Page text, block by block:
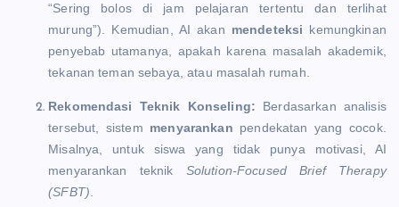
“Sering bolos di jam pelajaran tertentu dan terlihat
murung”). Kemudian, AI akan mendeteksi kemungkinan
penyebab utamanya, apakah karena masalah akademik,
tekanan teman sebaya, atau masalah rumah.
Rekomendasi Teknik Konseling: Berdasarkan analisis
tersebut, sistem menyarankan pendekatan yang cocok.
Misalnya, untuk siswa yang tidak punya motivasi, AI
menyarankan teknik Solution-Focused Brief Therapy
(SFBT)